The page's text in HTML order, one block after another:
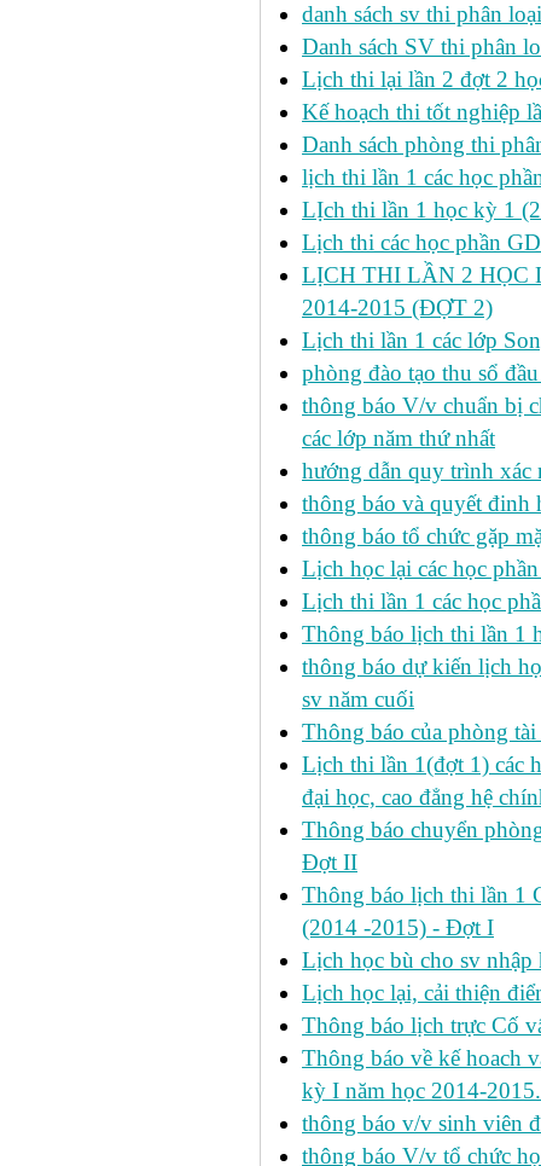
danh sách sv thi phân
Danh sách SV thi phân
Lịch thi lại lần 2 đợt 2
Kế hoạch thi tốt nghiệp
Danh sách phòng thi
lịch thi lần 1 các học
LỊch thi lần 1 học kỳ 1
Lịch thi các học phần
LỊCH THI LẦN 2
2014-2015 (ĐỢT 2)
Lịch thi lần 1 các lớp
phòng đào tạo thu sổ
thông báo V/v chuẩn bị
các lớp năm thứ nhất
hướng dẫn quy trình xác
thông báo và quyết đinh
thông báo tổ chức gặp
Lịch học lại các học
Lịch thi lần 1 các học
Thông báo lịch thi lần 1
thông báo dự kiến lịch
sv năm cuối
Thông báo của phòng
Lịch thi lần 1(đợt 1) các
đại học, cao đẳng hệ
Thông báo chuyển
Đợt II
Thông báo lịch thi lần 1
(2014 -2015) - Đợt I
Lịch học bù cho sv
Lịch học lại, cải thiện
Thông báo lịch trực Cố
Thông báo về kế hoach
kỳ I năm học 2014-2015.
thông báo v/v sinh viên
thông báo V/v tổ chức